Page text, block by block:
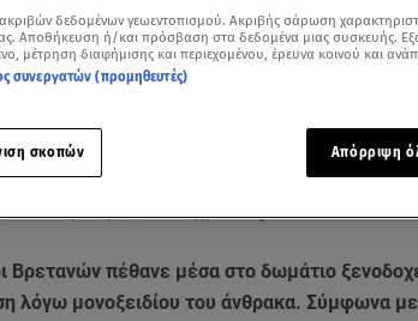
Add star.gr on Google
και στην Αθήνα / Βίντεο αρχείου Mega
Βρετανών πέθανε μέσα στο δωμάτιο
λόγω μονοξειδίου του άνθρακα. Σύμφωνα
δεδομένων γεωεντοπισμού. Ακριβής σάρωση
Αποθήκευση ή/και πρόσβαση στα δεδομένα μιας συσκευής.
μέτρηση διαφήμισης και περιεχομένου, έρευνα κοινού και
συνεργατών (προμηθευτές)
σκοπών Απόρριψη